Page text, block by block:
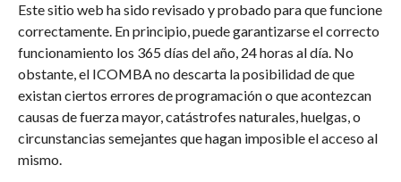
Este sitio web ha sido revisado y probado para que funcione
correctamente. En principio, puede garantizarse el correcto
funcionamiento los 365 días del año, 24 horas al día. No
obstante, el ICOMBA no descarta la posibilidad de que
existan ciertos errores de programación o que acontezcan
causas de fuerza mayor, catástrofes naturales, huelgas, o
circunstancias semejantes que hagan imposible el acceso al
mismo.